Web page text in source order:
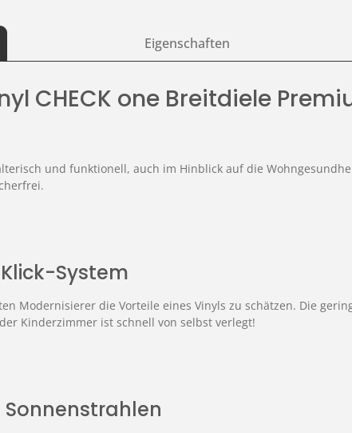
Eigenschaften
CHECK one Breitdiele
und funktionell, auch im Hinblick auf die
System
Modernisierer die Vorteile eines Vinyls zu schätzen. Die
Kinderzimmer ist schnell von selbst verlegt!